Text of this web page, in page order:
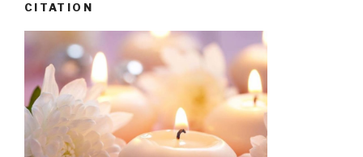
CITATION